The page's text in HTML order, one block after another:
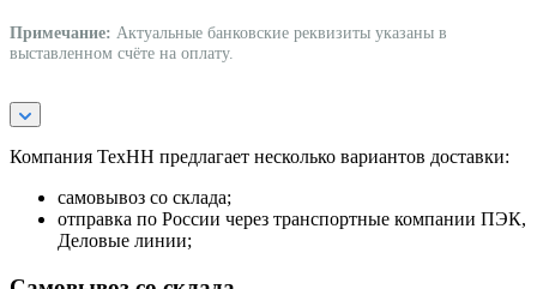
Примечание: Актуальные банковские реквизиты указаны в
выставленном счёте на оплату.
Компания ТехНН предлагает несколько вариантов доставки:
самовывоз со склада;
отправка по России через транспортные компании ПЭК,
Деловые линии;